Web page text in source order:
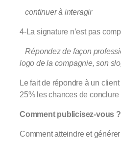
continuer à interagir
4-La signature n’est pas
Répondez de façon
logo de la compagnie, son
Le fait de répondre à un
25% les chances de
Comment publicisez-vous ?
Comment atteindre et